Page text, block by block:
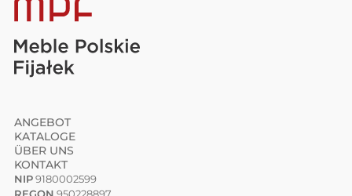
ANGEBOT
KATALOGE
ÜBER UNS
KONTAKT
NIP 9180002599